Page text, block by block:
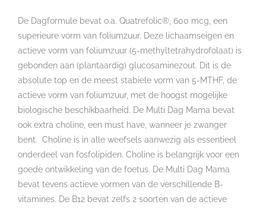
De Dagformule bevat o.a. Quatrefolic®, 600 mcg, een
superieure vorm van foliumzuur. Deze lichaamseigen en
actieve vorm van foliumzuur (5-methyltetrahydrofolaat) is
gebonden aan (plantaardig) glucosaminezout. Dit is de
absolute top en de meest stabiele vorm van 5-MTHF, de
actieve vorm van foliumzuur, met de hoogst mogelijke
biologische beschikbaarheid. De Multi Dag Mama bevat
ook extra choline, een must have, wanneer je zwanger
bent. Choline is in alle weefsels aanwezig als essentieel
onderdeel van fosfolipiden. Choline is belangrijk voor een
goede ontwikkeling van de foetus. De Multi Dag Mama
bevat tevens actieve vormen van de verschillende B-
vitamines. De B12 bevat zelfs 2 soorten van de actieve